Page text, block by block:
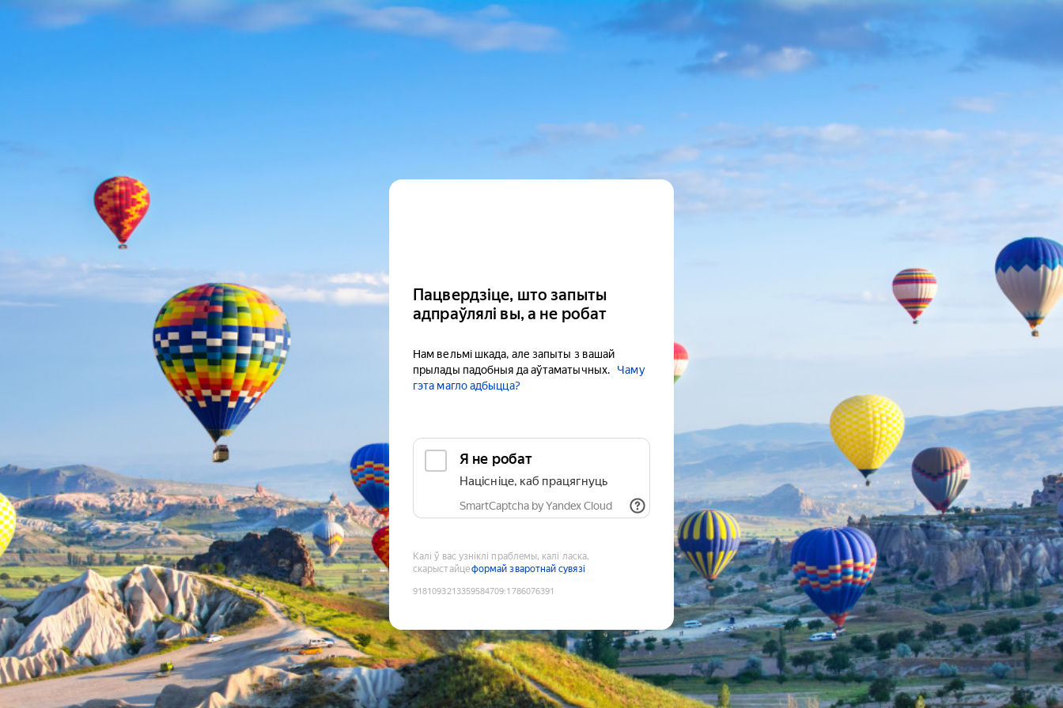
Пацвердзіце, што запыты
адпраўлялі вы, а не робат
Нам вельмі шкада, але запыты з вашай
прылады падобныя да аўтаматычных.
Чаму
гэта магло адбыцца?
Я не робат
Націсніце, каб працягнуць
SmartCaptcha by Yandex Cloud
Калі ў вас узніклі праблемы, калі ласка,
скарыстайцеформай зваротнай сувязі
9181093213359584709:1786076391